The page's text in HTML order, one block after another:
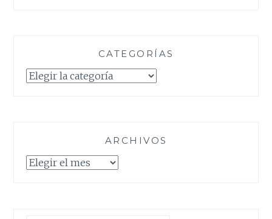
CATEGORÍAS
Categorías
ARCHIVOS
Archivos